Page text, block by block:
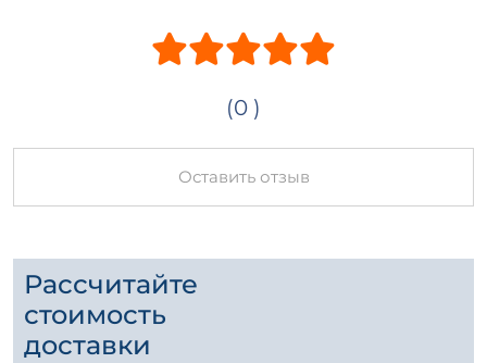
(0 )
Оставить отзыв
Рассчитайте
стоимость
доставки